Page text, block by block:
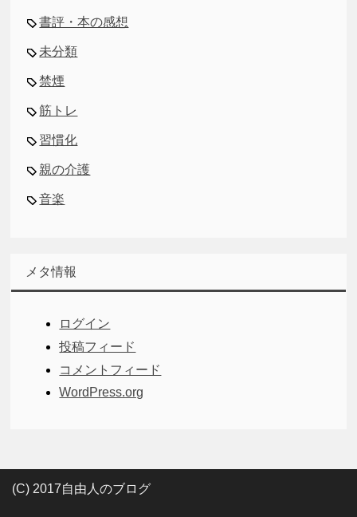
書評・本の感想
未分類
禁煙
筋トレ
習慣化
親の介護
音楽
メタ情報
ログイン
投稿フィード
コメントフィード
WordPress.org
(C) 2017自由人のブログ